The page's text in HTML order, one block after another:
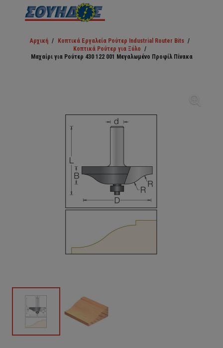
Αρχική / Κοπτικά Εργαλεία Ρούτερ Industrial Router Bits /
Κοπτικά Ρούτερ για Ξύλο /
Μαχαίρι για Ρούτερ 430 122 001 Μεγαλωμένο Προφίλ Πίνακα